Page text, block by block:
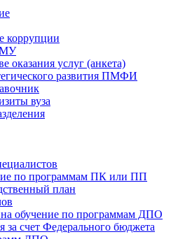
коррупции
оказания услуг (анкета)
развития ПМФИ
вуза
по программам ПК или ПП
план
обучение по программам ДПО
за счет Федерального бюджета